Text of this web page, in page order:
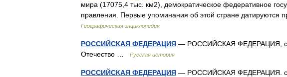
мира (17075,4 тыс. км2), демократическое федеративное
правления. Первые упоминания об этой стране датируются
Географическая энциклопедия
РОССИЙСКАЯ ФЕДЕРАЦИЯ — РОССИЙСКАЯ ФЕДЕРАЦИЯ,
Отечество …
Русская история
РОССИЙСКАЯ ФЕДЕРАЦИЯ — РОССИЙСКАЯ ФЕДЕРАЦИЯ.